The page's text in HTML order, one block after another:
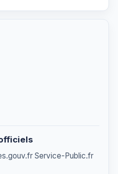
Service-Public.fr